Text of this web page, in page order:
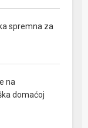
spremna za
na
domaćoj